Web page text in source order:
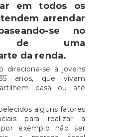
em todos os
arrendar
se no
de uma
da renda.
direciona-se a jovens
anos, que vivam
casa ou até
alguns fatores
para realizar a
exemplo não ser